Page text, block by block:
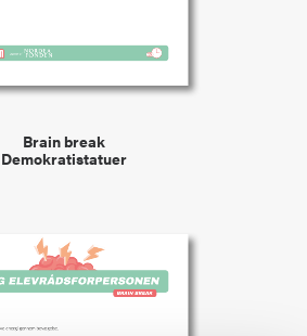
VIEW
Brain break
Demokratistatuer